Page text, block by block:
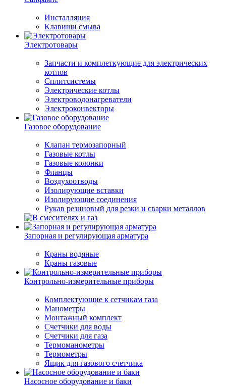
Инсталляция
Клавиши смыва
Электротовары
Запчасти и комплеткующие для электрических
котлов
Сплитсистемы
Электрические котлы
Электроводонагреватели
Электроконвекторы
Газовое оборудование
Клапан термозапорный
Газовые котлы
Газовые колонки
Фланцы
Воздухоотводы
Изолирующие вставки
Изолирующие соединения
Рукав резиновый для резки и сварки металлов
Запорная и регулирующая арматура
Краны водяные
Краны газовые
Контрольно-измерительные приборы
Комплектующие к сетчикам газа
Манометры
Монтажный комплект
Счетчики для воды
Счетчики для газа
Термоманометры
Термометры
Ящик для газового счетчика
Насосное оборудование и баки